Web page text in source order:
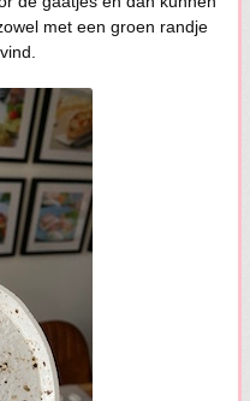
met een groen randje